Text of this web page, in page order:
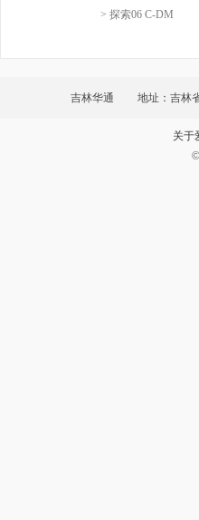
> 探索06 C-DM
吉林华通 地址：吉林
关于